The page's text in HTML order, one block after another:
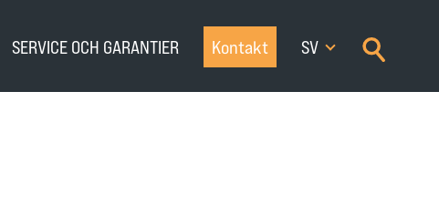
SERVICE OCH GARANTIER Kontakt SV